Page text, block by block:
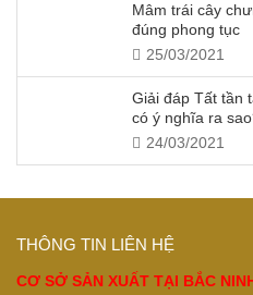
Mâm trái cây
đúng phong tục
25/03/2021
Giải đáp Tất tần
có ý nghĩa ra
24/03/2021
THÔNG TIN LIÊN HỆ
CƠ SỞ SẢN XUẤT TẠI BẮC